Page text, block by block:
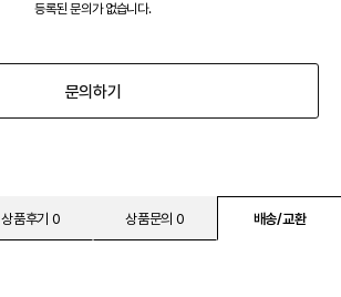
등록된 문의가 없습니다.
문의하기
상품후기 0 상품문의 0 배송/교환